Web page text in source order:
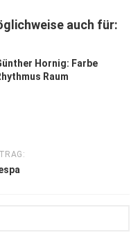
auch für:
Hornig: Farbe
Raum